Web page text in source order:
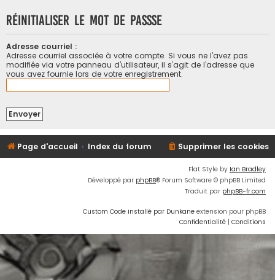
Réinitialiser le mot de passse
Adresse courriel :
Adresse courriel associée à votre compte. Si vous ne l’avez pas
modifiée via votre panneau d’utilisateur, il s’agit de l’adresse que
vous avez fournie lors de votre enregistrement.
Page d'accueil Index du forum Supprimer les cookies
Flat Style by Ian Bradley
Développé par phpBB® Forum Software © phpBB Limited
Traduit par phpBB-fr.com
Custom Code installé par Dunkane extension pour phpBB
Confidentialité | Conditions